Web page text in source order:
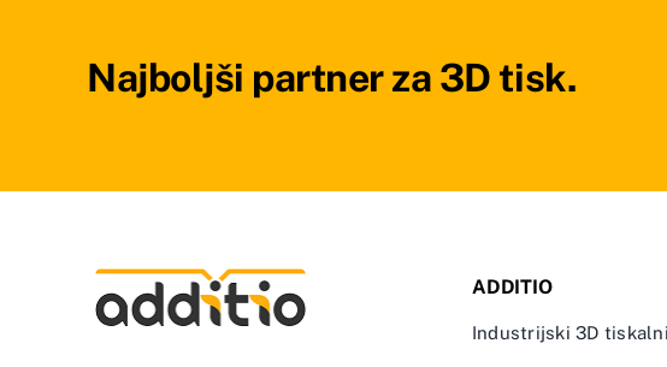
Najboljši partner za 3D tisk.
ADDITIO
Industrijski 3D